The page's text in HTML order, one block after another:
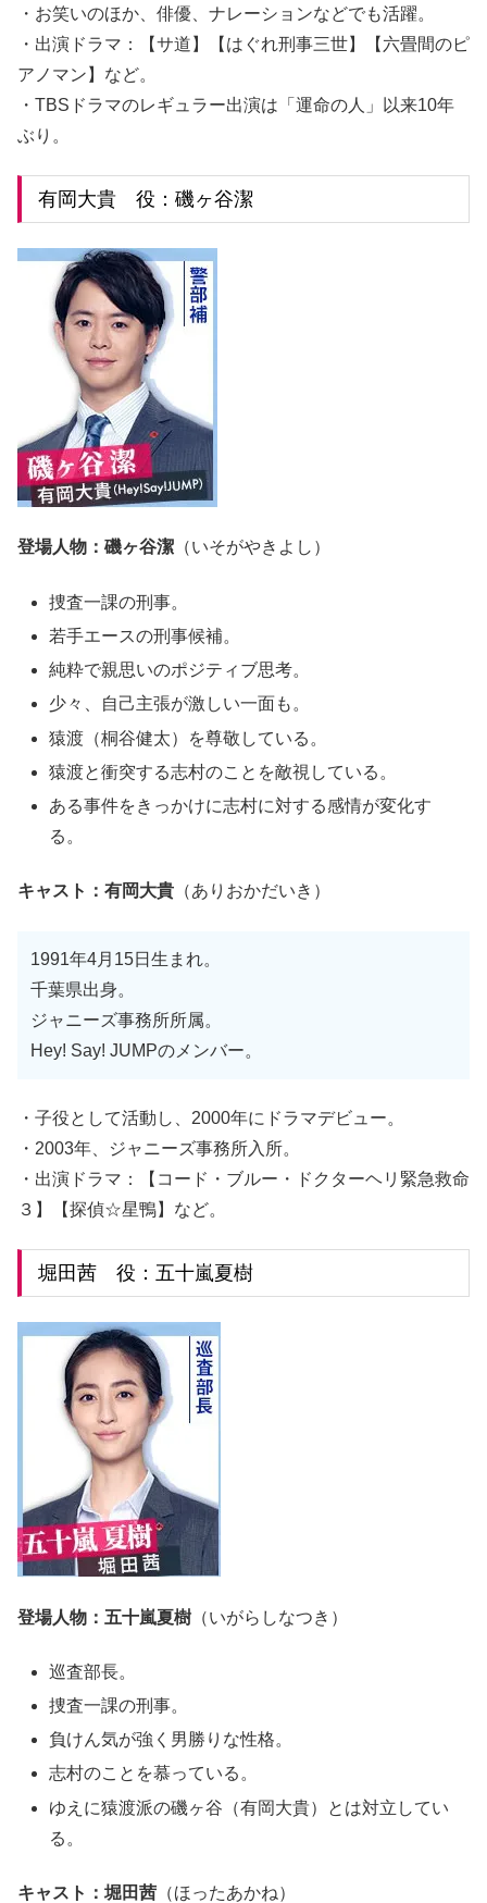
・お笑いのほか、俳優、ナレーションなどでも活躍。
・出演ドラマ：【サ道】【はぐれ刑事三世】【六畳間のピ
アノマン】など。
・TBSドラマのレギュラー出演は「運命の人」以来10年
ぶり。
有岡大貴 役：磯ヶ谷潔
登場人物：磯ヶ谷潔 （いそがやきよし）
捜査一課の刑事。
若手エースの刑事候補。
純粋で親思いのポジティブ思考。
少々、自己主張が激しい一面も。
猿渡（桐谷健太）を尊敬している。
猿渡と衝突する志村のことを敵視している。
ある事件をきっかけに志村に対する感情が変化す
る。
キャスト：有岡大貴 （ありおかだいき）
1991年4月15日生まれ。
千葉県出身。
ジャニーズ事務所所属。
Hey! Say! JUMPのメンバー。
・子役として活動し、2000年にドラマデビュー。
・2003年、ジャニーズ事務所入所。
・出演ドラマ：【コード・ブルー・ドクターヘリ緊急救命
３】【探偵☆星鴨】など。
堀田茜 役：五十嵐夏樹
登場人物：五十嵐夏樹 （いがらしなつき）
巡査部長。
捜査一課の刑事。
負けん気が強く男勝りな性格。
志村のことを慕っている。
ゆえに猿渡派の磯ヶ谷（有岡大貴）とは対立してい
る。
キャスト：堀田茜 （ほったあかね）